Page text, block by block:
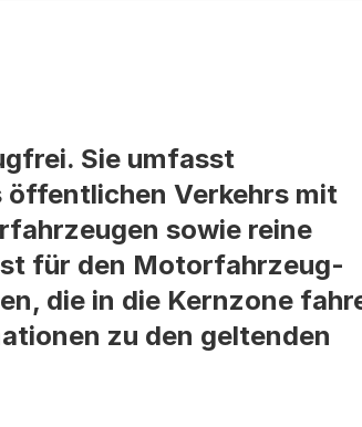
Sie umfasst
öffentlichen Verkehrs mit
sowie reine
für den Motorfahrzeug-
die in die Kernzone
zu den geltenden